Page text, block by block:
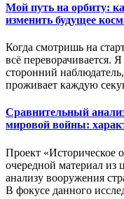
Мой путь на орбиту:
изменить будущее
Когда смотришь на
всё переворачивается.
сторонний
проживает каждую
Сравнительный
мировой войны:
Проект «Историческое
очередной материал из
анализу вооружения
В фокусе данного